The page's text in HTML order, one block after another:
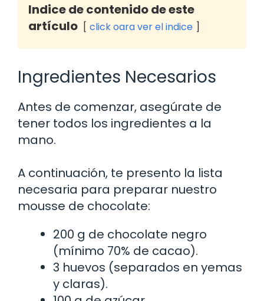
Indice de contenido de este
artículo
click oara ver el indice
Ingredientes Necesarios
Antes de comenzar, asegúrate de
tener todos los ingredientes a la
mano.
A continuación, te presento la lista
necesaria para preparar nuestro
mousse de chocolate:
200 g de chocolate negro
(mínimo 70% de cacao).
3 huevos (separados en yemas
y claras).